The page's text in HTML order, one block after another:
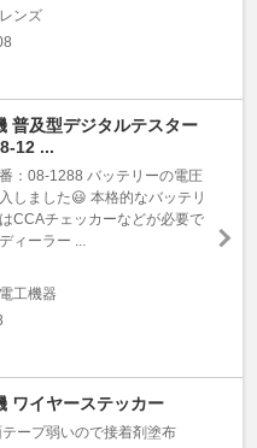
ンズ
普及型デジタルテスター
12 ...
：08-1288 バッテリーの電圧
しました😃 本格的なバッテリ
CCAチェッカーなどが必要で
ィーラー ...
工機器
ワイヤーステッカー
ープ弱いので接着剤塗布